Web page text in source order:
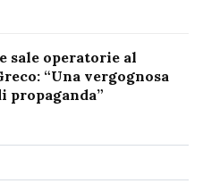
sale operatorie al
“Una vergognosa
propaganda”